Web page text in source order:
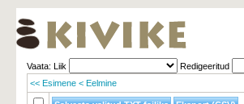
Vaata: Liik Redigeeritud
<< Esimene < Eelmine